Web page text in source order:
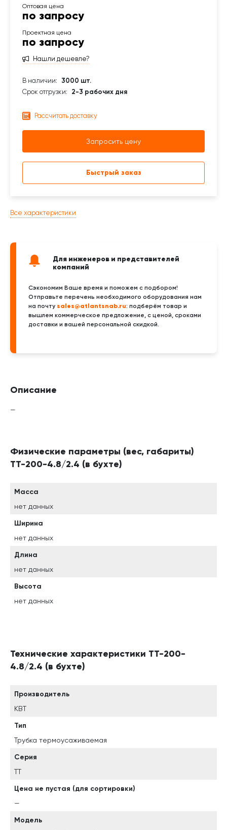
Все характеристики
Для инженеров и представителей
компаний
Сэкономим Ваше время и поможем с подбором!
Отправьте перечень необходимого оборудования нам
на почту sales@atlantsnab.ru: подберём товар и
вышлем коммерческое предложение, с ценой, сроками
доставки и вашей персональной скидкой.
по запросу
по запросу
Нашли дешевле?
В наличии:
3000 шт.
Срок отгрузки:
2-3 рабочих дня
Рассчитать доставку
Запросить цену
Быстрый заказ
Описание
—
Физические параметры (вес, габариты)
ТТ-200-4.8/2.4 (в бухте)
Масса
нет данных
Ширина
нет данных
Длина
нет данных
Высота
нет данных
Технические характеристики ТТ-200-
4.8/2.4 (в бухте)
Производитель
КВТ
Тип
Трубка термоусаживаемая
Серия
ТТ
Цена не пустая (для сортировки)
—
Модель